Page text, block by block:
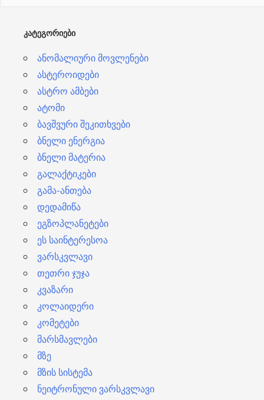
ᲙᲐᲢᲔᲒᲝᲠᲘᲔᲑᲘ
ანომალიური მოვლენები
ასტეროიდები
ასტრო ამბები
ატომი
ბავშვური შეკითხვები
ბნელი ენერგია
ბნელი მატერია
გალაქტიკები
გამა-ანთება
დედამიწა
ეგზოპლანეტები
ეს საინტერესოა
ვარსკვლავი
თეთრი ჯუჯა
კვაზარი
კოლაიდერი
კომეტები
მარსმავლები
მზე
მზის სისტემა
ნეიტრონული ვარსკვლავი